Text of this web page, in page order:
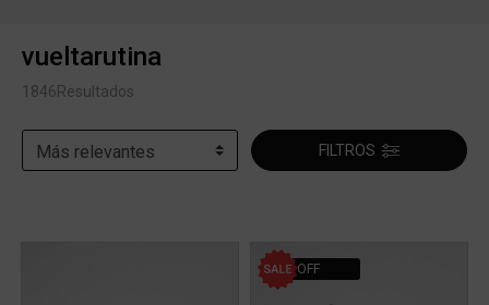
vueltarutina
1846Resultados
FILTROS
20% OFF